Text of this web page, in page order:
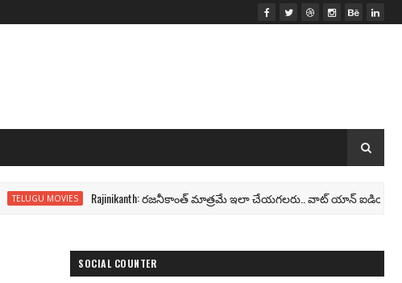
MOVIES Rajinikanth: రజనీకాంత్ మాత్రమే ఇలా చేయగలరు.. వాట్ యాన్ ఐడియా తలైవా!
SOCIAL COUNTER